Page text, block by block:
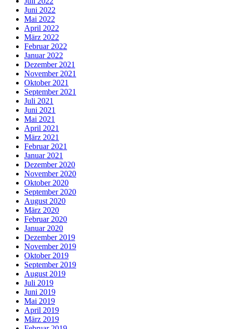
Juni 2022
Mai 2022
April 2022
März 2022
Februar 2022
Januar 2022
Dezember 2021
November 2021
Oktober 2021
September 2021
Juli 2021
Juni 2021
Mai 2021
April 2021
März 2021
Februar 2021
Januar 2021
Dezember 2020
November 2020
Oktober 2020
September 2020
August 2020
März 2020
Februar 2020
Januar 2020
Dezember 2019
November 2019
Oktober 2019
September 2019
August 2019
Juli 2019
Juni 2019
Mai 2019
April 2019
März 2019